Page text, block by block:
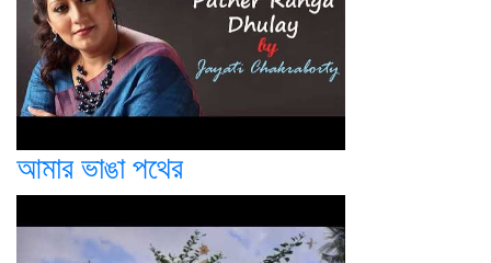
আমার ভাঙা পথের